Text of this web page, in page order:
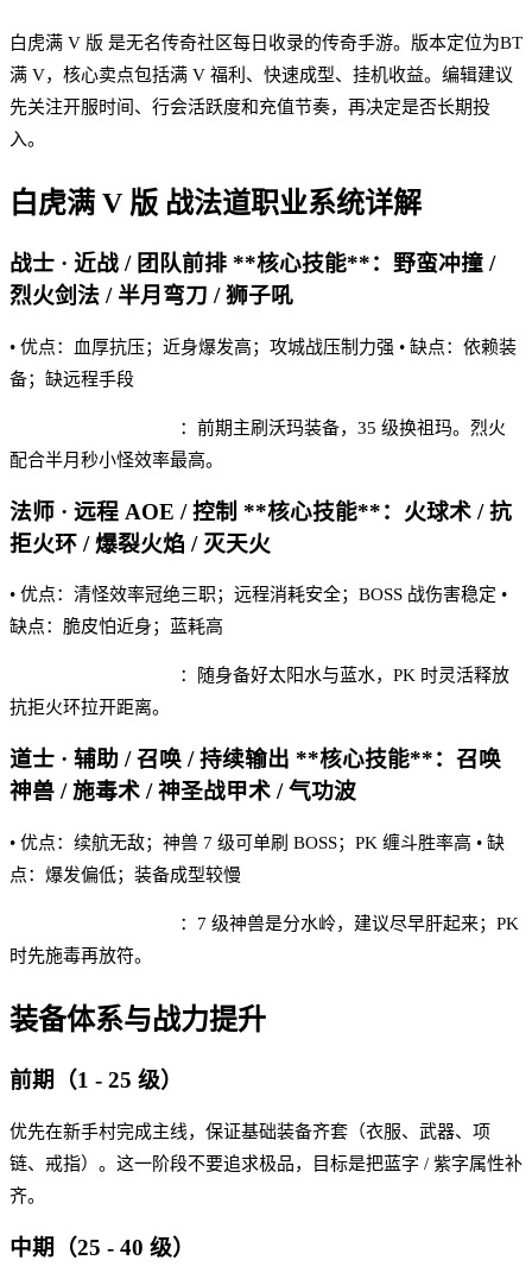
白虎满 V 版 是无名传奇社区每日收录的传奇手游。版本定位为BT
满 V，核心卖点包括满 V 福利、快速成型、挂机收益。编辑建议
先关注开服时间、行会活跃度和充值节奏，再决定是否长期投
入。
白虎满 V 版 战法道职业系统详解
战士 · 近战 / 团队前排 **核心技能**：野蛮冲撞 /
烈火剑法 / 半月弯刀 / 狮子吼
• 优点：血厚抗压；近身爆发高；攻城战压制力强 • 缺点：依赖装
备；缺远程手段
：前期主刷沃玛装备，35 级换祖玛。烈火
配合半月秒小怪效率最高。
法师 · 远程 AOE / 控制 **核心技能**：火球术 / 抗
拒火环 / 爆裂火焰 / 灭天火
• 优点：清怪效率冠绝三职；远程消耗安全；BOSS 战伤害稳定 •
缺点：脆皮怕近身；蓝耗高
：随身备好太阳水与蓝水，PK 时灵活释放
抗拒火环拉开距离。
道士 · 辅助 / 召唤 / 持续输出 **核心技能**：召唤
神兽 / 施毒术 / 神圣战甲术 / 气功波
• 优点：续航无敌；神兽 7 级可单刷 BOSS；PK 缠斗胜率高 • 缺
点：爆发偏低；装备成型较慢
：7 级神兽是分水岭，建议尽早肝起来；PK
时先施毒再放符。
装备体系与战力提升
前期（1 - 25 级）
优先在新手村完成主线，保证基础装备齐套（衣服、武器、项
链、戒指）。这一阶段不要追求极品，目标是把蓝字 / 紫字属性补
齐。
中期（25 - 40 级）